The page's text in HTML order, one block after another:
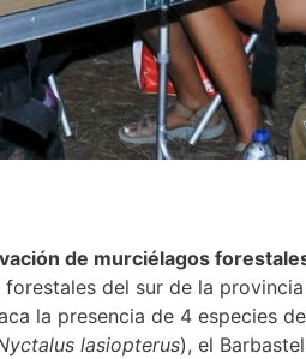
de murciélagos
del sur de la
la presencia de 4 especies
lasiopterus), el